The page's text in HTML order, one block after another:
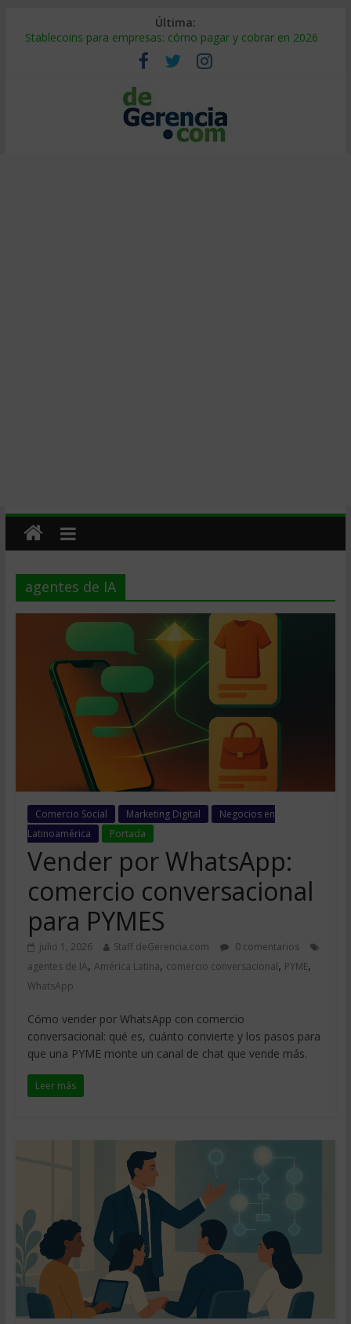
Última:
Stablecoins para empresas: cómo pagar y cobrar en 2026
Despido silencioso: qué es y por qué sale tan caro
IA en selección de personal: cómo auditarla a tiempo
Trabajo forzoso en la cadena de suministro: qué hacer
Mercado hispano de EE. UU.: cómo segmentarlo y venderle
agentes de IA
Comercio Social Marketing Digital
Negocios en
Latinoamérica
Portada
Vender por WhatsApp:
comercio conversacional
para PYMES
julio 1, 2026 Staff deGerencia.com
0 comentarios
agentes de IA, América Latina, comercio conversacional, PYME,
WhatsApp
Cómo vender por WhatsApp con comercio
conversacional: qué es, cuánto convierte y los pasos para
que una PYME monte un canal de chat que vende más.
Leer más